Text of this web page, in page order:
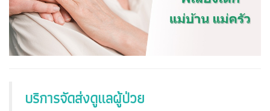
บริการจัดส่งดูแลผู้ป่วย